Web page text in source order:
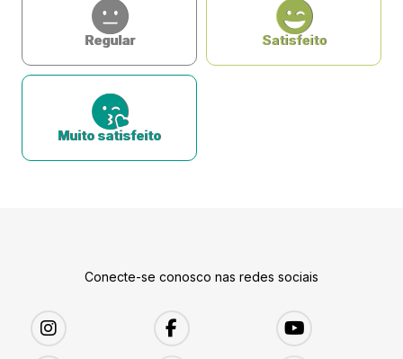
Regular Satisfeito
Muito satisfeito
Conecte-se conosco nas redes sociais